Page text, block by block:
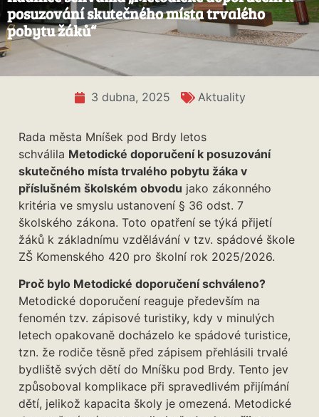
posuzování skutečného místa trvalého
pobytu žáků“
3 dubna, 2025 Aktuality
Rada města Mníšek pod Brdy letos
schválila Metodické doporučení k posuzování
skutečného místa trvalého pobytu žáka v
příslušném školském obvodu jako zákonného
kritéria ve smyslu ustanovení § 36 odst. 7
školského zákona. Toto opatření se týká přijetí
žáků k základnímu vzdělávání v tzv. spádové škole
ZŠ Komenského 420 pro školní rok 2025/2026.
Proč bylo Metodické doporučení schváleno?
Metodické doporučení reaguje především na
fenomén tzv. zápisové turistiky, kdy v minulých
letech opakovaně docházelo ke spádové turistice,
tzn. že rodiče těsně před zápisem přehlásili trvalé
bydliště svých dětí do Mníšku pod Brdy. Tento jev
způsoboval komplikace při spravedlivém přijímání
dětí, jelikož kapacita školy je omezená. Metodické